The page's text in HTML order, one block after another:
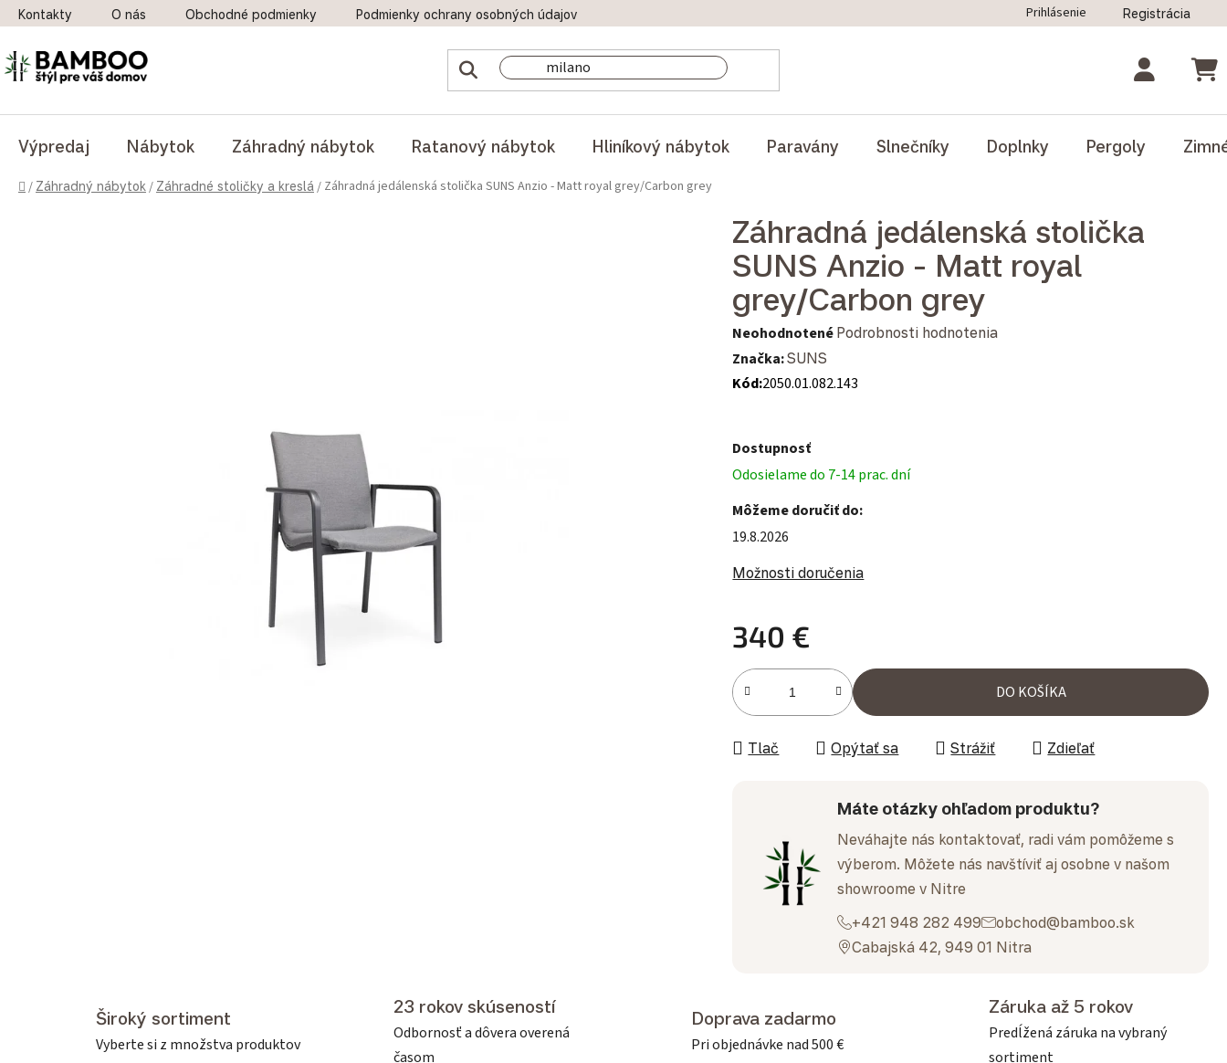
Prejsť na obsah
Kontakty O nás Obchodné podmienky Podmienky ochrany osobných údajov Odstúpenie od zmluvy
Prihlásenie Registrácia
Výpredaj Nábytok Záhradný nábytok Ratanový nábytok Hliníkový nábytok Paravány Slnečníky Doplnky Pergoly
Domov
/ Záhradný nábytok / Záhradné stoličky a kreslá / Záhradná jedálenská stolička SUNS Anzio - Matt royal grey/Carbon grey
Záhradná jedálenská stolička
SUNS Anzio - Matt royal
grey/Carbon grey
Priemerné hodnotenie produktu je 0,0 z 5 hviezdičiek.
Neohodnotené Podrobnosti hodnotenia
Značka:SUNS
Kód:2050.01.082.143
Dostupnosť
Odosielame do 7-14 prac. dní
Môžeme doručiť do:
19.8.2026
Možnosti doručenia
340 €
Jednotková cena:
DO KOŠÍKA
Tlač Opýtať sa Strážiť Zdieľať
Máte otázky ohľadom produktu?
Neváhajte nás kontaktovať, radi vám pomôžeme s
výberom. Môžete nás navštíviť aj osobne v našom
showroome v Nitre
+421 948 282 499
obchod@bamboo.sk
Cabajská 42, 949 01 Nitra
Široký sortiment
Vyberte si z množstva produktov
23 rokov skúseností
Odbornosť a dôvera overená
časom
Doprava zadarmo
Pri objednávke nad 500 €
Záruka až 5 rokov
Predĺžená záruka na vybraný
sortiment